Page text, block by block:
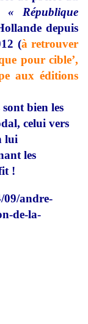
« République
depuis
(à retrouver
pour cible’,
aux éditions
bien les
celui vers
lui
les
!
09/andre-
de-la-